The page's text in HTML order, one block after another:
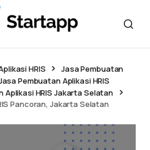
HRIS
Jasa Pembuatan
Pembuatan Aplikasi HRIS
Aplikasi HRIS Jakarta Selatan
Pancoran, Jakarta Selatan